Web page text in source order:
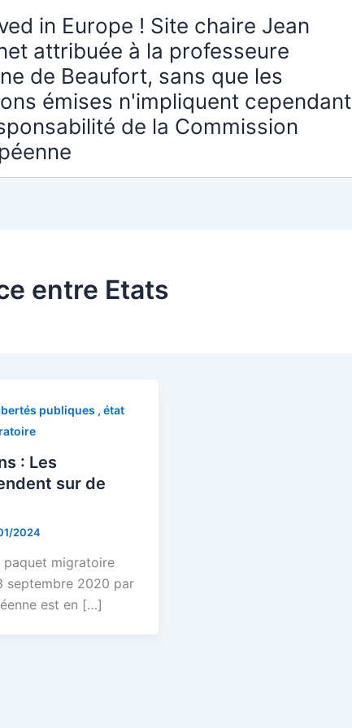
in Europe ! Site chaire Jean
attribuée à la professeure
de Beaufort, sans que les
émises n'impliquent cependant
de la Commission
entre Etats
publiques , état
: Les
sur de
2024
paquet migratoire
septembre 2020 par
est en […]